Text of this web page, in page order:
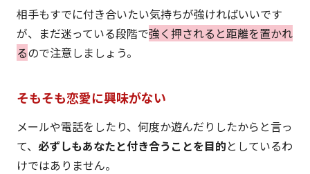
相手もすでに付き合いたい気持ちが強ければいいです
が、まだ迷っている段階で強く押されると距離を置かれ
るので注意しましょう。
そもそも恋愛に興味がない
メールや電話をしたり、何度か遊んだりしたからと言っ
て、 必ずしもあなたと付き合うことを目的としているわ
けではありません。